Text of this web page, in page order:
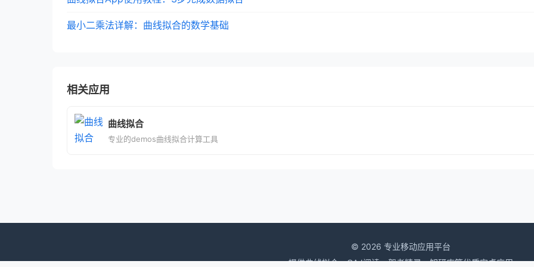
最小二乘法详解：曲线拟合的数学基础
相关应用
曲线拟合
专业的demos曲线拟合计算工具
© 2026 专业移动应用平台
提供曲线拟合、CAJ阅读、驾考精灵、知研库等优质安卓应用